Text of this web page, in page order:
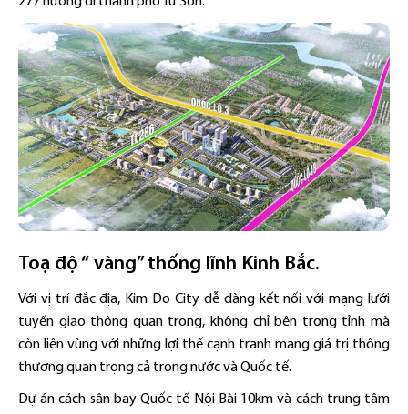
Toạ độ “ vàng” thống lĩnh Kinh Bắc.
Với vị trí đắc địa, Kim Do City dễ dàng kết nối với mạng lưới
tuyến giao thông quan trọng, không chỉ bên trong tỉnh mà
còn liên vùng với những lợi thế cạnh tranh mang giá trị thông
thương quan trọng cả trong nước và Quốc tế.
Dự án cách sân bay Quốc tế Nội Bài 10km và cách trung tâm